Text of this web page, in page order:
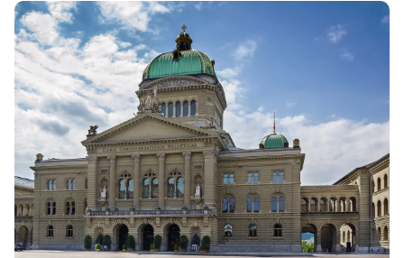
All’articolo La nuova struttura tariffale per la fisioterapia è